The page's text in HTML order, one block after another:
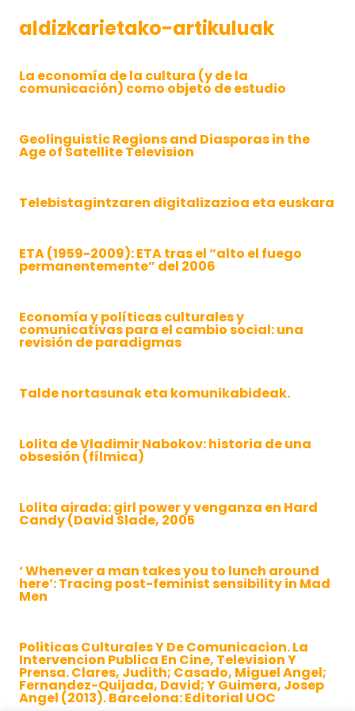
aldizkarietako-artikuluak
La economía de la cultura (y de la
comunicación) como objeto de estudio
Geolinguistic Regions and Diasporas in the
Age of Satellite Television
Telebistagintzaren digitalizazioa eta euskara
ETA (1959-2009): ETA tras el “alto el fuego
permanentemente” del 2006
Economía y políticas culturales y
comunicativas para el cambio social: una
revisión de paradigmas
Talde nortasunak eta komunikabideak.
Lolita de Vladimir Nabokov: historia de una
obsesión (fílmica)
Lolita airada: girl power y venganza en Hard
Candy (David Slade, 2005
‘ Whenever a man takes you to lunch around
here’: Tracing post-feminist sensibility in Mad
Men
Politicas Culturales Y De Comunicacion. La
Intervencion Publica En Cine, Television Y
Prensa. Clares, Judith; Casado, Miguel Angel;
Fernandez-Quijada, David; Y Guimera, Josep
Angel (2013). Barcelona: Editorial UOC